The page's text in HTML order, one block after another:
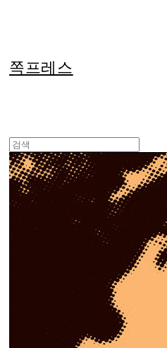
쪽프레스